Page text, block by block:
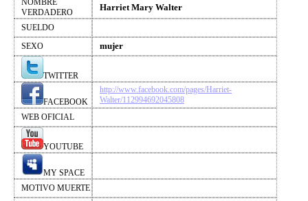
NOMBRE
VERDADERO
Harriet Mary Walter
SUELDO
SEXO
mujer
TWITTER
FACEBOOK
http://www.facebook.com/pages/Harriet-
Walter/112994692045808
WEB OFICIAL
YOUTUBE
MY SPACE
MOTIVO MUERTE